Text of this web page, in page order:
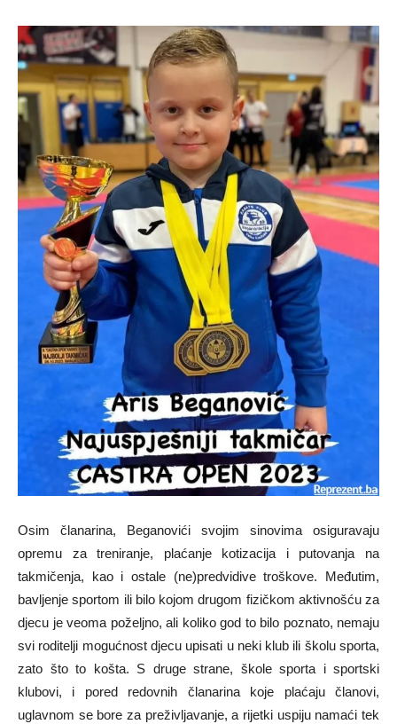
Osim članarina, Beganovići svojim sinovima osiguravaju
opremu za treniranje, plaćanje kotizacija i putovanja na
takmičenja, kao i ostale (ne)predvidive troškove. Međutim,
bavljenje sportom ili bilo kojom drugom fizičkom aktivnošću za
djecu je veoma poželjno, ali koliko god to bilo poznato, nemaju
svi roditelji mogućnost djecu upisati u neki klub ili školu sporta,
zato što to košta. S druge strane, škole sporta i sportski
klubovi, i pored redovnih članarina koje plaćaju članovi,
uglavnom se bore za preživljavanje, a rijetki uspiju namaći tek